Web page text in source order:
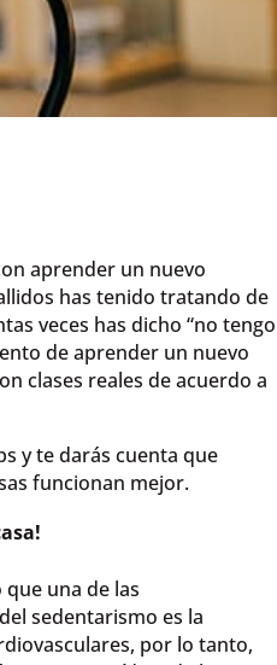
aprender un nuevo
has tenido tratando de
veces has dicho “no tengo
de aprender un nuevo
clases reales de acuerdo a
y te darás cuenta que
funcionan mejor.
una de las
sedentarismo es la
por lo tanto,